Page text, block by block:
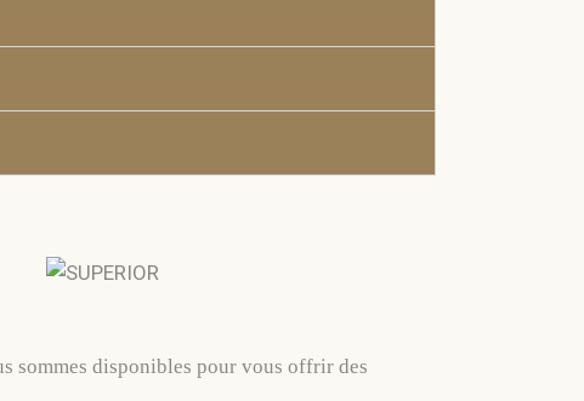
sommes disponibles pour vous offrir des